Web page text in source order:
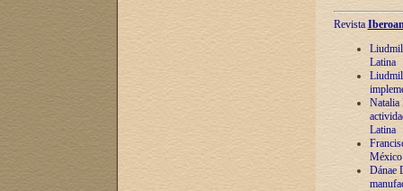
Revista
Latina
Natalia
Latina
México
Dánae